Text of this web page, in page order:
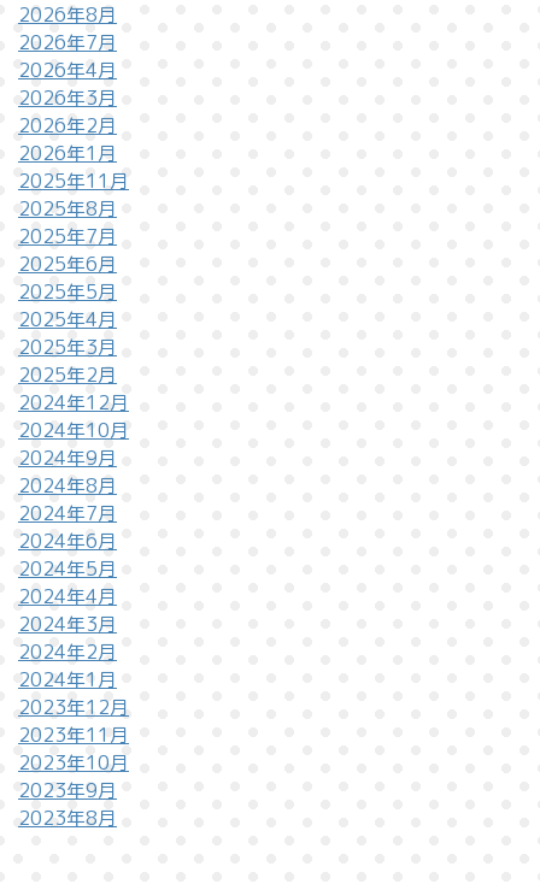
2026年8月
2026年7月
2026年4月
2026年3月
2026年2月
2026年1月
2025年11月
2025年8月
2025年7月
2025年6月
2025年5月
2025年4月
2025年3月
2025年2月
2024年12月
2024年10月
2024年9月
2024年8月
2024年7月
2024年6月
2024年5月
2024年4月
2024年3月
2024年2月
2024年1月
2023年12月
2023年11月
2023年10月
2023年9月
2023年8月